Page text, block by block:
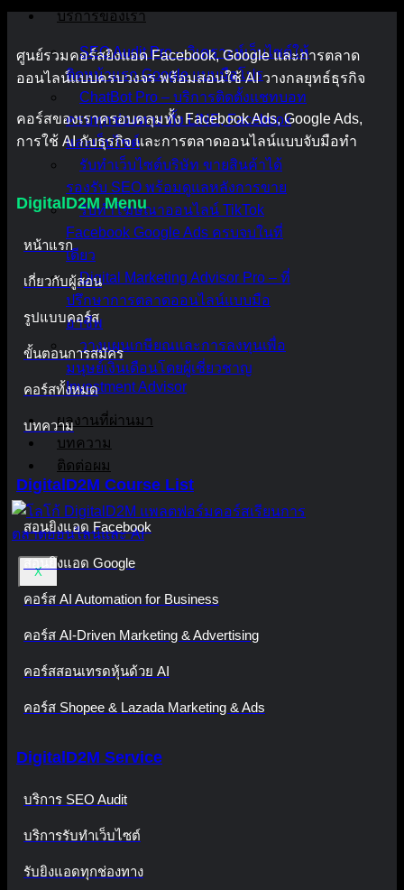
บริการของเรา
SEO Audit Pro – วิเคราะห์เว็บไซต์ให้
ติดหน้าแรก Google แบบมือโปร
ChatBot Pro – บริการติดตั้งแชทบอท
ครบทุกช่องทาง ทั้ง LINE, Facebook
และเว็บไซต์
รับทำเว็บไซต์บริษัท ขายสินค้าได้
รองรับ SEO พร้อมดูแลหลังการขาย
รับทำโฆษณาออนไลน์ TikTok
Facebook Google Ads ครบจบในที่
เดียว
Digital Marketing Advisor Pro – ที่
ปรึกษาการตลาดออนไลน์แบบมือ
อาชีพ
วางแผนเกษียณและการลงทุนเพื่อ
มนุษย์เงินเดือนโดยผู้เชี่ยวชาญ
Investment Advisor
ผลงานที่ผ่านมา
บทความ
ติดต่อผม
X
ศูนย์รวมคอร์สยิงแอด Facebook, Google และการตลาด
ออนไลน์แบบครบวงจร พร้อมสอนใช้ AI วางกลยุทธ์ธุรกิจ
คอร์สของเราครอบคลุมทั้ง Facebook Ads, Google Ads,
การใช้ AI กับธุรกิจ และการตลาดออนไลน์แบบจับมือทำ
DigitalD2M Menu
หน้าแรก
เกี่ยวกับผู้สอน
รูปแบบคอร์ส
ขั้นตอนการสมัคร
คอร์สทั้งหมด
บทความ
DigitalD2M Course List
สอนยิงแอด Facebook
สอนยิงแอด Google
คอร์ส AI Automation for Business
คอร์ส AI-Driven Marketing & Advertising
คอร์สสอนเทรดหุ้นด้วย AI
คอร์ส Shopee & Lazada Marketing & Ads
DigitalD2M Service
บริการ SEO Audit
บริการรับทำเว็บไซต์
รับยิงแอดทุกช่องทาง